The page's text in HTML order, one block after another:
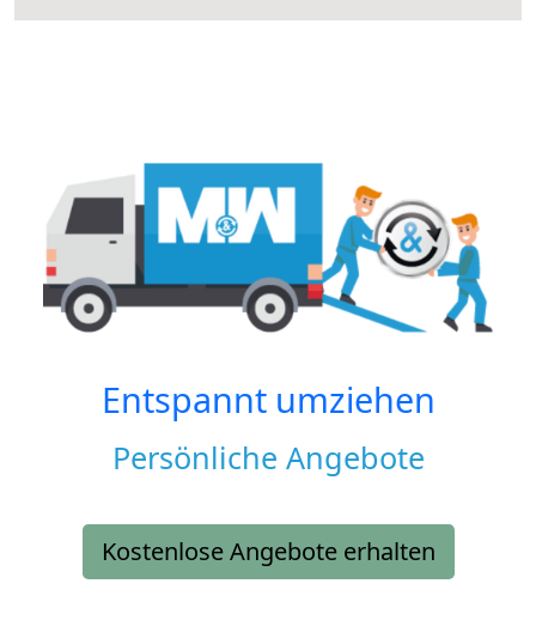
Entspannt umziehen
Persönliche Angebote
Kostenlose Angebote erhalten